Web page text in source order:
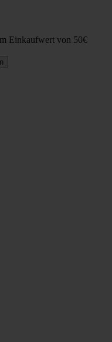
Einkaufwert von 50€